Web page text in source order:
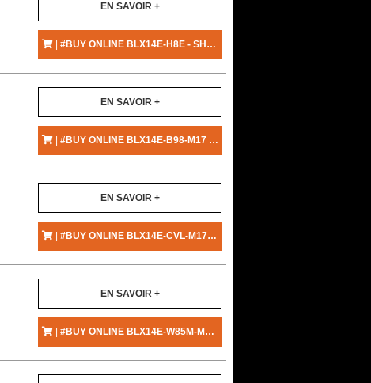
EN SAVOIR +
| #BUY ONLINE BLX14E-H8E - SHURE
EN SAVOIR +
| #BUY ONLINE BLX14E-B98-M17 - SHURE
EN SAVOIR +
| #BUY ONLINE BLX14E-CVL-M17 - SHURE
EN SAVOIR +
| #BUY ONLINE BLX14E-W85M-M17 - SHURE